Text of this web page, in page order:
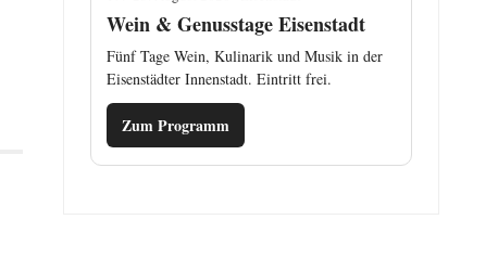
Wein & Genusstage Eisenstadt
Fünf Tage Wein, Kulinarik und Musik in der
Eisenstädter Innenstadt. Eintritt frei.
Zum Programm